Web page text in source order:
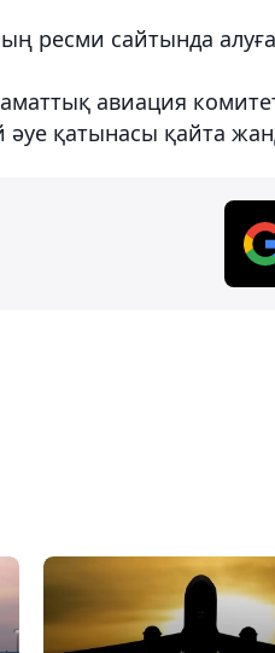
ресми сайтында
авиация
әуе қатынасы қайта